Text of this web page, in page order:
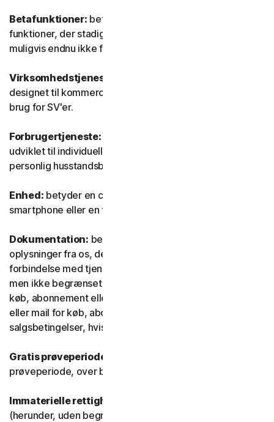
Betafunktioner: betyder nye og/eller opdaterede
funktioner, der stadig er i testtilstand. Disse funktioner er
muligvis endnu ikke fuldt funktionsdygtige eller færdige.
Virksomhedstjeneste:
designet til kommercielle formål og beregnet til intern
brug for SV'er.
Forbrugertjeneste:
udviklet til individuelle forbrugerformål og beregnet til
personlig husstandsbrug.
Enhed: betyder en computer, en bærbar computer, en
smartphone eller en tablet.
Dokumentation: betyder alle dokumenter og
oplysninger fra os, der ledsager eller stilles til rådighed i
forbindelse med tjenesten og/eller softwaren (herunder,
men ikke begrænset til, emballage eller oplysninger om
køb, abonnement eller fornyelse, såsom en kvittering
eller mail for køb, abonnement eller fornyelse, og
salgsbetingelser, hvis du handler direkte med os).
Gratis prøveperiode:
prøveperiode, over begrænset eller ubegrænset tid.
Immaterielle rettigheder:
(herunder, uden begrænsning, patentansøgninger og